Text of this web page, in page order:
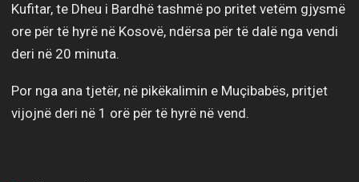
Kufitar, te Dheu i Bardhë tashmë po pritet vetëm gjysmë
ore për të hyrë në Kosovë, ndërsa për të dalë nga vendi
deri në 20 minuta.
Por nga ana tjetër, në pikëkalimin e Muçibabës, pritjet
vijojnë deri në 1 orë për të hyrë në vend.